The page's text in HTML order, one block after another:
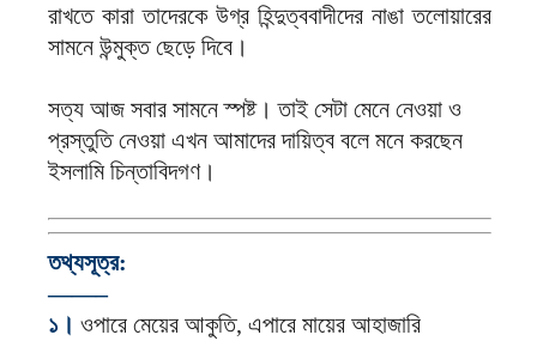
রাখতে কারা তাদেরকে উগ্র হিন্দুত্ববাদীদের নাঙা তলোয়ারের
সামনে উন্মুক্ত ছেড়ে দিবে।
সত্য আজ সবার সামনে স্পষ্ট। তাই সেটা মেনে নেওয়া ও
প্রস্তুতি নেওয়া এখন আমাদের দায়িত্ব বলে মনে করছেন
ইসলামি চিন্তাবিদগণ।
তথ্যসূত্র:
——–
১। ওপারে মেয়ের আকুতি, এপারে মায়ের আহাজারি